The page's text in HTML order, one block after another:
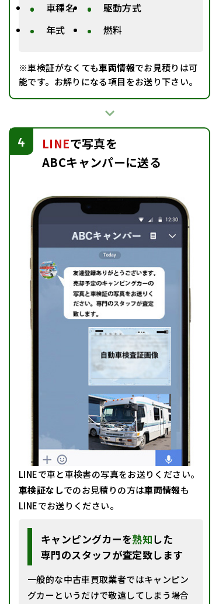
車種名
年式
駆動方式
燃料
※車検証がなくても車両情報でお見積りは可
能です。お解りになる項目をお送り下さい。
4 LINEで写真を
ABCキャンパーに送る
LINEで車と車検書の写真をお送りください。
車検証なしでのお見積りの方は車両情報も
LINEでお送りください。
キャンピングカーを熟知した
専門のスタッフが査定致します
一般的な中古車買取業者ではキャンピン
グカーというだけで敬遠してしまう場合